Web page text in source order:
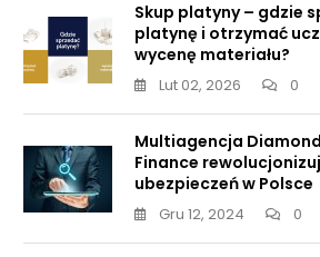
Skup platyny – gdzie
platynę i otrzymać
wycenę materiału?
Lut 02, 2026 0
Multiagencja Diamond
Finance
ubezpieczeń w Polsce
Gru 12, 2024 0